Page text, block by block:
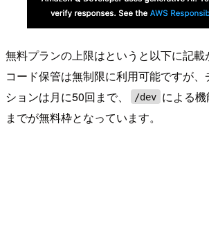
無料プランの上限はというと以下に記載
コード保管は無制限に利用可能ですが
ションは月に50回まで、
/dev による
までが無料枠となっています。